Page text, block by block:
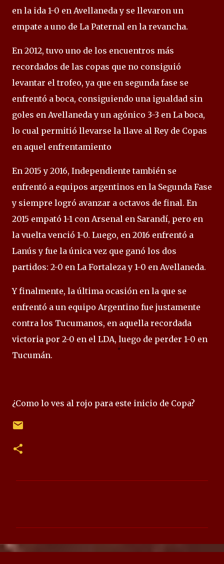
en la ida 1-0 en Avellaneda y se llevaron un
empate a uno de La Paternal en la revancha.
En 2012, tuvo uno de los encuentros más
recordados de las copas que no consiguió
levantar el trofeo, ya que en segunda fase se
enfrentó a boca, consiguiendo una igualdad sin
goles en Avellaneda y un agónico 3-3 en La boca,
lo cual permitió llevarse la llave al Rey de Copas
en aquel enfrentamiento
En 2015 y 2016, Independiente también se
enfrentó a equipos argentinos en la Segunda Fase
y siempre logró avanzar a octavos de final. En
2015 empató 1-1 con Arsenal en Sarandí, pero en
la vuelta venció 1-0. Luego, en 2016 enfrentó a
Lanús y fue la única vez que ganó los dos
partidos: 2-0 en La Fortaleza y 1-0 en Avellaneda.
Y finalmente, la última ocasión en la que se
enfrentó a un equipo Argentino fue justamente
contra los Tucumanos, en aquella recordada
victoria por 2-0 en el LDA, luego de perder 1-0 en
Tucumán.
¿Como lo ves al rojo para este inicio de Copa?
n